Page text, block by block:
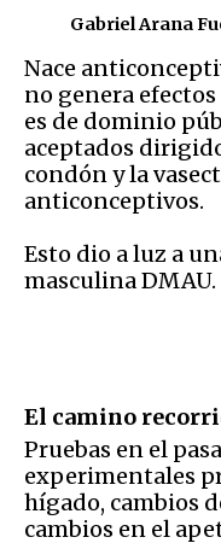
Gabriel Arana
Nace
no genera
es de dominio
aceptados
condón y la
anticonceptivos.
Esto dio a luz a
masculina DMAU.
El camino
Pruebas en el
experimentales
hígado, cambios
cambios en el